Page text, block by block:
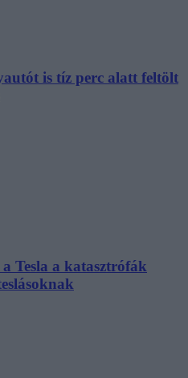
is tíz perc alatt feltölt
Tesla a katasztrófák